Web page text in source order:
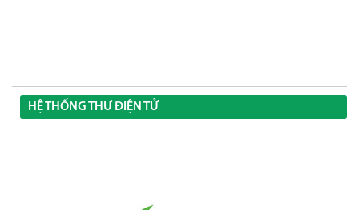
HỆ THỐNG THƯ ĐIỆN TỬ